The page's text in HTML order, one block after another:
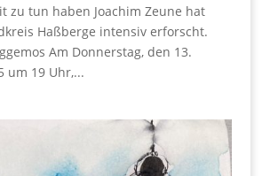
zu tun haben Joachim Zeune hat
Haßberge intensiv erforscht.
Am Donnerstag, den 13.
um 19 Uhr,...